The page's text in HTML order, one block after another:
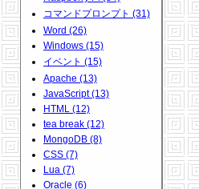
コマンドプロンプト (31)
Word (26)
Windows (15)
イベント (15)
Apache (13)
JavaScript (13)
HTML (12)
tea break (12)
MongoDB (8)
CSS (7)
Lua (7)
Oracle (6)